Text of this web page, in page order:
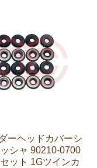
ー リペアキッ
ー クラッチレリ
ット など）
ダンパー センダ
UZZ32
ーヘッドカバーシ
シャ 90210-0700
ット 1Gツインカ